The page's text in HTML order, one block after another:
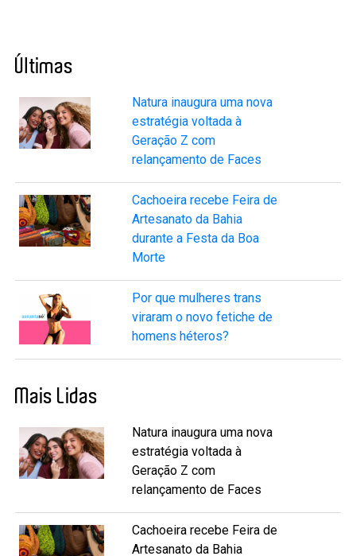
Últimas
Natura inaugura uma nova
estratégia voltada à
Geração Z com
relançamento de Faces
Cachoeira recebe Feira de
Artesanato da Bahia
durante a Festa da Boa
Morte
Por que mulheres trans
viraram o novo fetiche de
homens héteros?
Mais Lidas
Natura inaugura uma nova
estratégia voltada à
Geração Z com
relançamento de Faces
Cachoeira recebe Feira de
Artesanato da Bahia